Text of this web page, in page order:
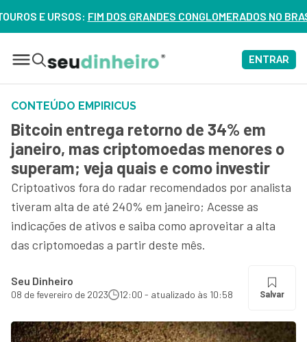
FIM DOS GRANDES CONGLOMERADOS NO BRASIL?
ENTRAR
CONTEÚDO EMPIRICUS
Bitcoin entrega retorno de 34% em
janeiro, mas criptomoedas menores o
superam; veja quais e como investir
Criptoativos fora do radar recomendados por analista
tiveram alta de até 240% em janeiro; Acesse as
indicações de ativos e saiba como aproveitar a alta
das criptomoedas a partir deste mês.
Seu Dinheiro
08 de fevereiro de 2023 12:00 - atualizado às 10:58 Salvar